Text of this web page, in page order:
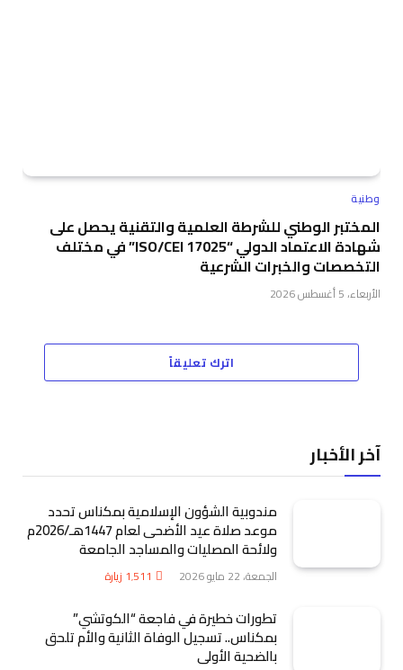
وطنية
المختبر الوطني للشرطة العلمية والتقنية يحصل على
شهادة الاعتماد الدولي “ISO/CEI 17025” في مختلف
التخصصات والخبرات الشرعية
الأربعاء، 5 أغسطس 2026
اترك تعليقاً
آخر الأخبار
مندوبية الشؤون الإسلامية بمكناس تحدد
موعد صلاة عيد الأضحى لعام 1447هـ/2026م
ولائحة المصليات والمساجد الجامعة
الجمعة، 22 مايو 2026 1٬511 زيارة
تطورات خطيرة في فاجعة “الكوتشي”
بمكناس.. تسجيل الوفاة الثانية والأم تلحق
بالضحية الأولى